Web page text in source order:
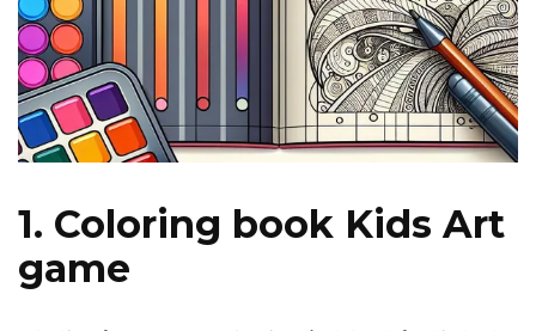
1. Coloring book Kids Art
game